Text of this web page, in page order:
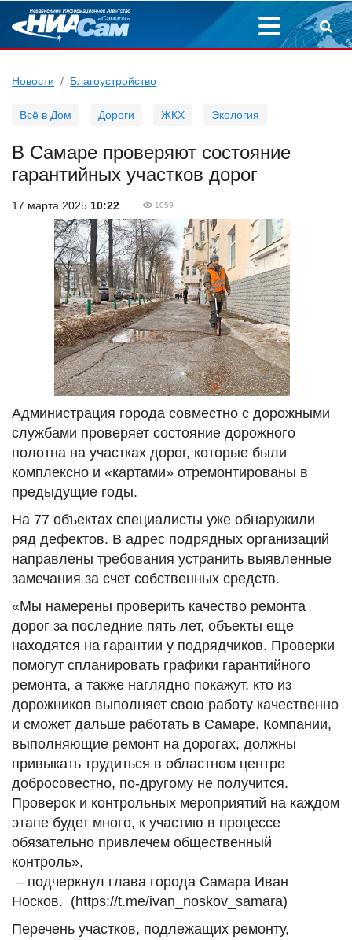
Новости Благоустройство
Всё в Дом Дороги ЖКХ Экология
В Самаре проверяют состояние
гарантийных участков дорог
17 марта 2025 10:22 1059
Администрация города совместно с дорожными
службами проверяет состояние дорожного
полотна на участках дорог, которые были
комплексно и «картами» отремонтированы в
предыдущие годы.
На 77 объектах специалисты уже обнаружили
ряд дефектов. В адрес подрядных организаций
направлены требования устранить выявленные
замечания за счет собственных средств.
«Мы намерены проверить качество ремонта
дорог за последние пять лет, объекты еще
находятся на гарантии у подрядчиков. Проверки
помогут спланировать графики гарантийного
ремонта, а также наглядно покажут, кто из
дорожников выполняет свою работу качественно
и сможет дальше работать в Самаре. Компании,
выполняющие ремонт на дорогах, должны
привыкать трудиться в областном центре
добросовестно, по-другому не получится.
Проверок и контрольных мероприятий на каждом
этапе будет много, к участию в процессе
обязательно привлечем общественный
контроль»,
– подчеркнул глава города Самара Иван
Носков. (https://t.me/ivan_noskov_samara)
Перечень участков, подлежащих ремонту,